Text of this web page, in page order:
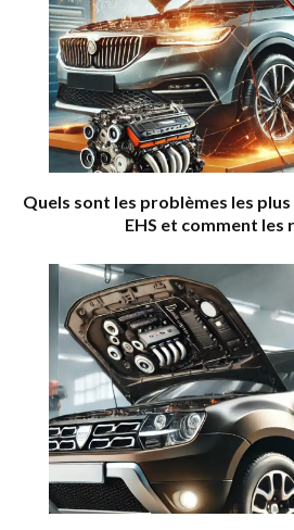
Quels sont les problèmes les
EHS et comment les